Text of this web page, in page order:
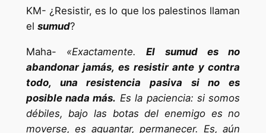
KM- ¿Resistir, es lo que los palestinos llaman
el sumud?
Maha- «Exactamente.El sumud es no
abandonar jamás, es resistir ante y contra
todo, una resistencia pasiva si no es
posible nada más. Es la paciencia: si somos
débiles, bajo las botas del enemigo es no
moverse, es aguantar, permanecer. Es, aún